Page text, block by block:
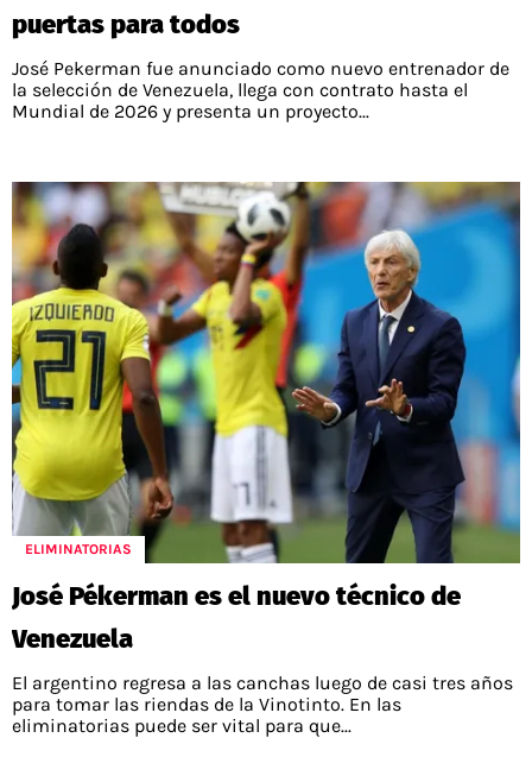
puertas para todos
José Pekerman fue anunciado como nuevo entrenador de
la selección de Venezuela, llega con contrato hasta el
Mundial de 2026 y presenta un proyecto...
ELIMINATORIAS
José Pékerman es el nuevo técnico de
Venezuela
El argentino regresa a las canchas luego de casi tres años
para tomar las riendas de la Vinotinto. En las
eliminatorias puede ser vital para que...